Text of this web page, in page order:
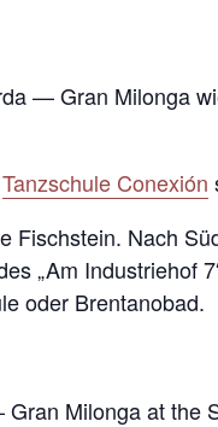
— Gran Milonga
Tanzschule Conexión
Fischstein. Nach
„Am Industriehof
oder Brentanobad.
Milonga at the